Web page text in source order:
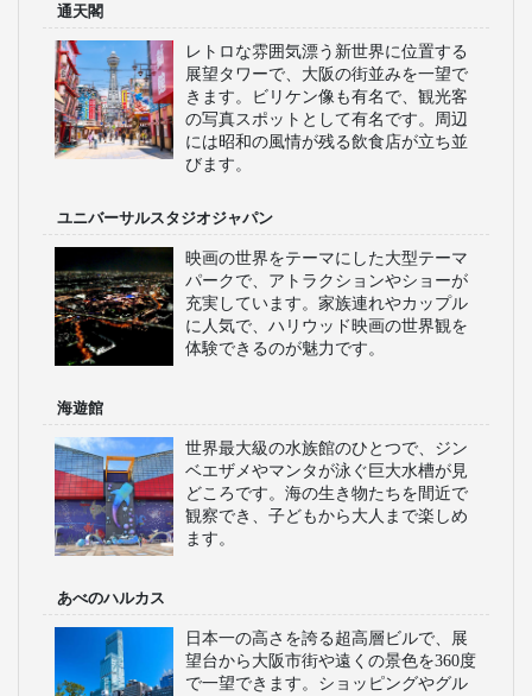
通天閣
レトロな雰囲気漂う新世界に位置する
展望タワーで、大阪の街並みを一望で
きます。ビリケン像も有名で、観光客
の写真スポットとして有名です。周辺
には昭和の風情が残る飲食店が立ち並
びます。
ユニバーサルスタジオジャパン
映画の世界をテーマにした大型テーマ
パークで、アトラクションやショーが
充実しています。家族連れやカップル
に人気で、ハリウッド映画の世界観を
体験できるのが魅力です。
海遊館
世界最大級の水族館のひとつで、ジン
ベエザメやマンタが泳ぐ巨大水槽が見
どころです。海の生き物たちを間近で
観察でき、子どもから大人まで楽しめ
ます。
あべのハルカス
日本一の高さを誇る超高層ビルで、展
望台から大阪市街や遠くの景色を360度
で一望できます。ショッピングやグル